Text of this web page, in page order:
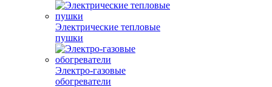
Электрические тепловые
пушки
Электро-газовые
обогреватели